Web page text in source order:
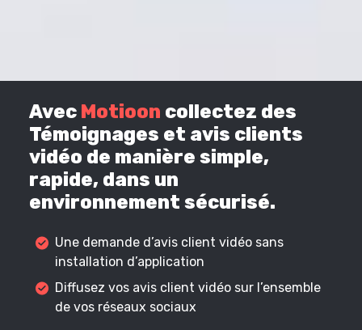
Avec Motioon collectez des
Témoignages et avis clients
vidéo de manière simple,
rapide, dans un
environnement sécurisé.
Une demande d’avis client vidéo sans
installation d’application
Diffusez vos avis client vidéo sur l’ensemble
de vos réseaux sociaux